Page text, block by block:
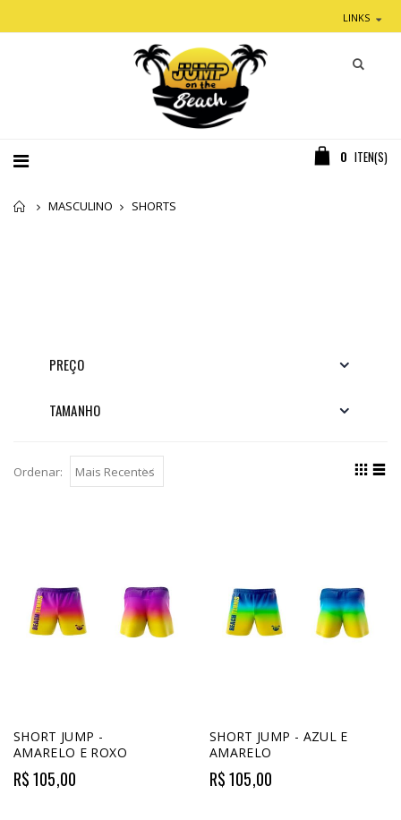
LINKS
0 ITEN(S)
Home
MASCULINO SHORTS
PREÇO
TAMANHO
Ordenar:
SHORT JUMP -
AMARELO E ROXO
R$ 105,00
SHORT JUMP - AZUL E
AMARELO
R$ 105,00